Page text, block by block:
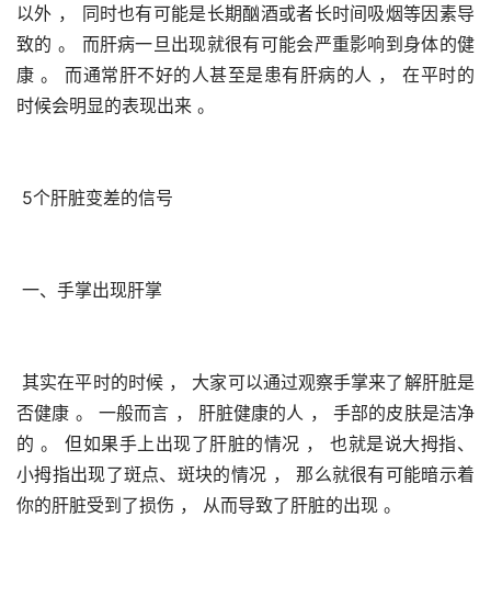
以外 ， 同时也有可能是长期酗酒或者长时间吸烟等因素导
致的 。 而肝病一旦出现就很有可能会严重影响到身体的健
康 。 而通常肝不好的人甚至是患有肝病的人 ， 在平时的
时候会明显的表现出来 。
5个肝脏变差的信号
一、手掌出现肝掌
其实在平时的时候 ， 大家可以通过观察手掌来了解肝脏是
否健康 。 一般而言 ， 肝脏健康的人 ， 手部的皮肤是洁净
的 。 但如果手上出现了肝脏的情况 ， 也就是说大拇指、
小拇指出现了斑点、斑块的情况 ， 那么就很有可能暗示着
你的肝脏受到了损伤 ， 从而导致了肝脏的出现 。